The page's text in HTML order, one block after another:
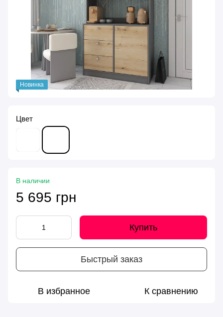
Новинка
Цвет
В наличии
5 695 грн
Купить
Быстрый заказ
В избранное К сравнению